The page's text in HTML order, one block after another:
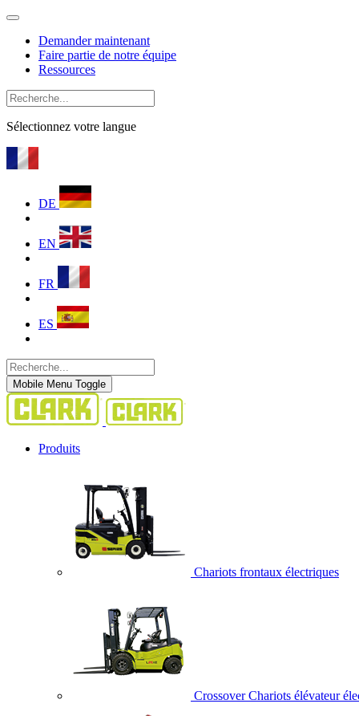
Demander maintenant
Faire partie de notre équipe
Ressources
Sélectionnez votre langue
DE
EN
FR
ES
Mobile Menu Toggle
Produits
Chariots frontaux électriques
Crossover Chariots élévateur